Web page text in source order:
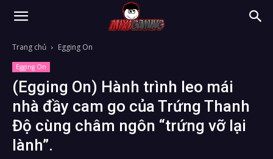
Trang chủ Egging On
Egging On
(Egging On) Hành trình leo mái
nhà đầy cam go của Trứng Thanh
Độ cùng châm ngôn “trứng vỡ lại
lành”.